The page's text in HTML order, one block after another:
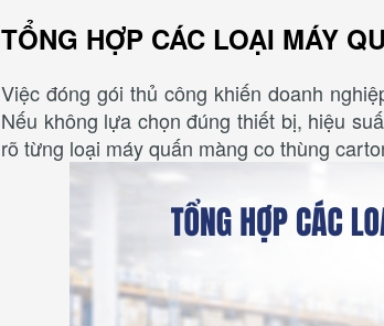
TỔNG HỢP CÁC LOẠI MÁY
Việc đóng gói thủ công khiến doanh
Nếu không lựa chọn đúng thiết bị, hiệu
rõ từng loại máy quấn màng co thùng